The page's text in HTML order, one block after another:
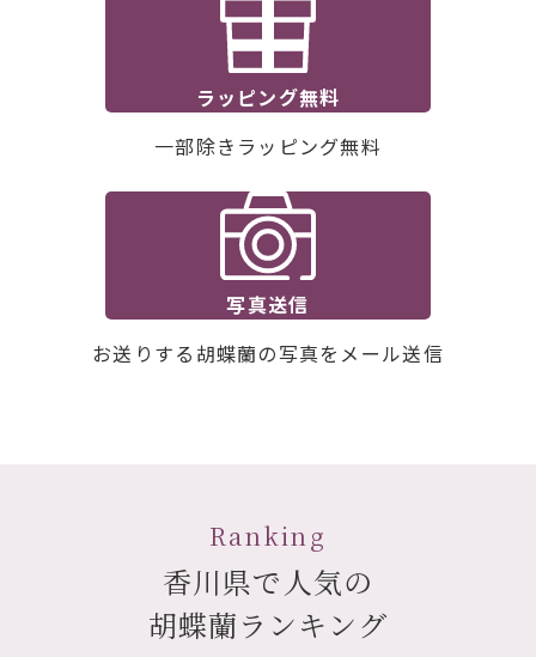
ラッピング無料
一部除きラッピング無料
写真送信
お送りする胡蝶蘭の写真をメール送信
Ranking
香川県で人気の
胡蝶蘭ランキング